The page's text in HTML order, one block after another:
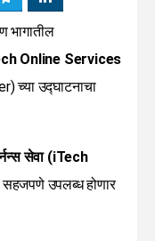
भागातील
Online Services
च्या उद्घाटनाचा
सेवा (iTech
सहजपणे उपलब्ध होणार